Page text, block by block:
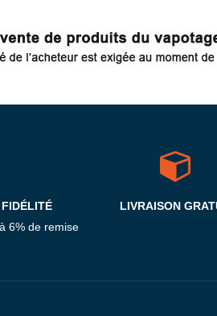
6% de remise
LIVRAISON